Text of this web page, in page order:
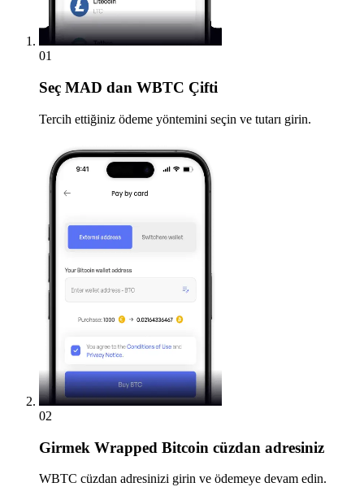
01
Seç MAD dan WBTC Çifti
Tercih ettiğiniz ödeme yöntemini seçin ve tutarı girin.
02
Girmek Wrapped Bitcoin cüzdan adresiniz
WBTC cüzdan adresinizi girin ve ödemeye devam edin.